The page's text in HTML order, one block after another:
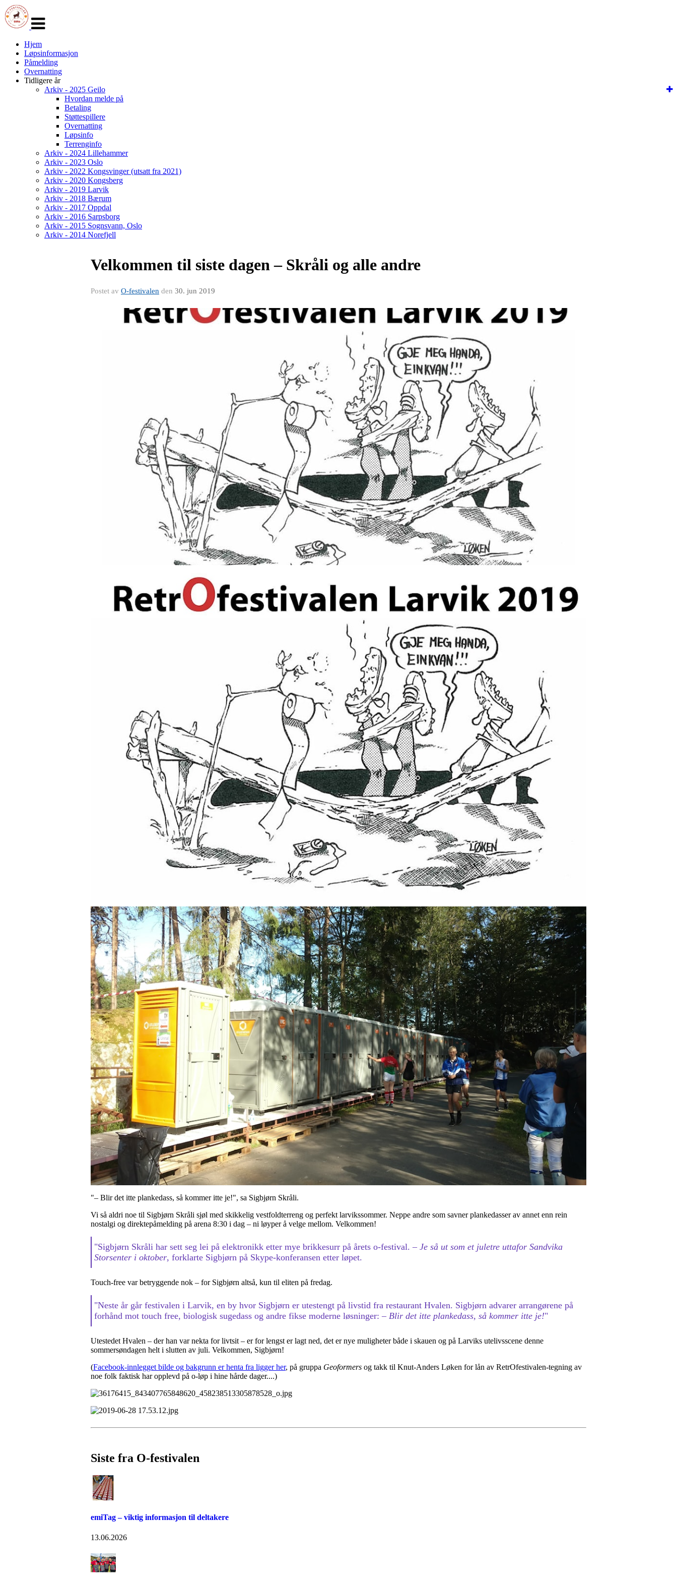
navigasjon
Hjem
Løpsinformasjon
Påmelding
Overnatting
Tidligere år
Arkiv - 2025 Geilo
Hvordan melde på
Betaling
Støttespillere
Overnatting
Løpsinfo
Terrenginfo
Arkiv - 2024 Lillehammer
Arkiv - 2023 Oslo
Arkiv - 2022 Kongsvinger (utsatt fra 2021)
Arkiv - 2020 Kongsberg
Arkiv - 2019 Larvik
Arkiv - 2018 Bærum
Arkiv - 2017 Oppdal
Arkiv - 2016 Sarpsborg
Arkiv - 2015 Sognsvann, Oslo
Arkiv - 2014 Norefjell
Velkommen til siste dagen – Skråli og alle andre
Postet av O-festivalen den 30. jun 2019
"– Blir det itte plankedass, så kommer itte je!", sa Sigbjørn Skråli.
Vi så aldri noe til Sigbjørn Skråli sjøl med skikkelig vestfoldterreng og perfekt larvikssommer. Neppe andre som savner plankedasser av annet enn rein
nostalgi og direktepåmelding på arena 8:30 i dag – ni løyper å velge mellom. Velkommen!
"Sigbjørn Skråli har sett seg lei på elektronikk etter mye brikkesurr på årets o-festival. – Je så ut som et juletre uttafor Sandvika
Storsenter i oktober, forklarte Sigbjørn på Skype-konferansen etter løpet.
Touch-free var betryggende nok – for Sigbjørn altså, kun til eliten på fredag.
"Neste år går festivalen i Larvik, en by hvor Sigbjørn er utestengt på livstid fra restaurant Hvalen. Sigbjørn advarer arrangørene på
forhånd mot touch free, biologisk sugedass og andre fikse moderne løsninger: – Blir det itte plankedass, så kommer itte je!"
Utestedet Hvalen – der han var nekta for livtsit – er for lengst er lagt ned, det er nye muligheter både i skauen og på Larviks utelivsscene denne
sommersøndagen helt i slutten av juli. Velkommen, Sigbjørn!
(Facebook-innlegget bilde og bakgrunn er henta fra ligger her, på gruppa Geoformers og takk til Knut-Anders Løken for lån av RetrOfestivalen-tegning av
noe folk faktisk har opplevd på o-løp i hine hårde dager....)
Siste fra O-festivalen
emiTag – viktig informasjon til deltakere
13.06.2026